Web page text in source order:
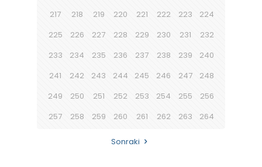
217
218 219 220 221 222 223
224
225
226 227 228 229 230 231
232
233
234 235 236 237 238 239
240
241
242 243 244 245 246 247
248
249
250 251 252 253 254 255
256
257
258 259 260 261 262 263 264
Sonraki